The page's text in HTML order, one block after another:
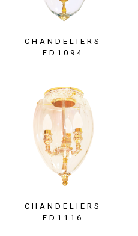
CHANDELIERS
FD1094
CHANDELIERS
FD1116